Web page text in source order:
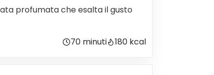
profumata che esalta il gusto
70 minuti 180 kcal